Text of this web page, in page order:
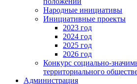
Народные инициативы
Инициативные проекты
2023 год
2024 год
2025 год
2026 год
Конкурс социально-
территориального
Администрация